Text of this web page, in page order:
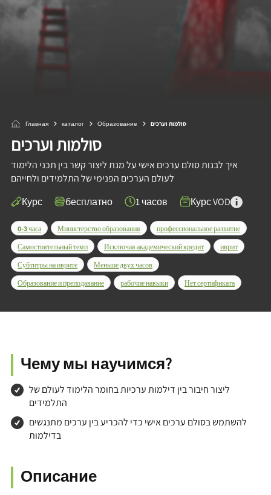
Главная каталог Образование סולמות וערכים
סולמות וערכים
איך לבנות סולם ערכים אישי על מנת ליצור קשר בין תכני הלימוד
לעולם הערכים הפנימי של התלמידים ולחייהם
Курс
бесплатно 1 часов Курс VOD
0-3 часа Министерство образования
профессиональное развитие
Самостоятельный темп
Исключая академический кредит
иврит
Субтитры на иврите
Меньше двух часов
Образование и преподавание
рабочие навыки Нет сертификата
Чему мы научимся?
ליצור חיבור בין דילמות ערכיות בחומר הלימוד לעולם של
התלמידים
להשתמש בסולם ערכים אישי כדי להכריע בין ערכים מתנגשים
בדילמות
Описание